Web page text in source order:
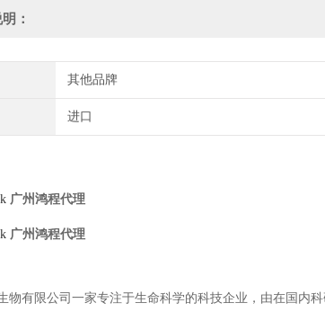
：
其他品牌
进口
广州鸿程代理
广州鸿程代理
物有限公司一家专注于生命科学的科技企业，由在国内